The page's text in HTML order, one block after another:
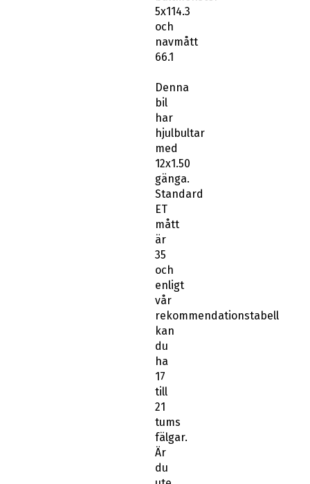
5x114.3
och
navmått
66.1
Denna
bil
har
hjulbultar
med
12x1.50
gänga.
Standard
ET
mått
är
35
och
enligt
vår
rekommendationstabell
kan
du
ha
17
till
21
tums
fälgar.
Är
du